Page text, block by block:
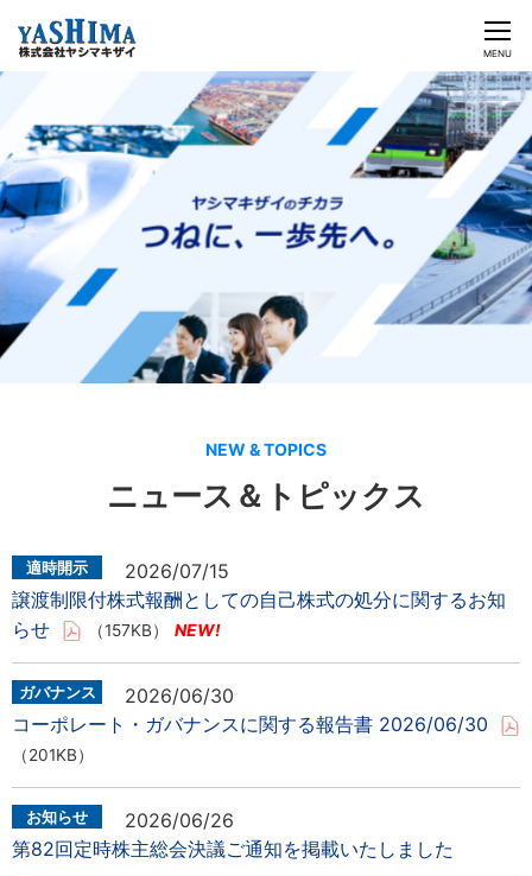
CLOSE
MENU
NEW & TOPICS
ニュース＆トピックス
2026/07/15
譲渡制限付株式報酬としての自己株式の処分に関するお知
らせ
（157KB）
2026/06/30
コーポレート・ガバナンスに関する報告書 2026/06/30
（201KB）
2026/06/26
第82回定時株主総会決議ご通知を掲載いたしました
ヤシマキザイのチカラ
ビジネス&ソリューション
企業情報
投資家情報
採用情報
お問い合わせ